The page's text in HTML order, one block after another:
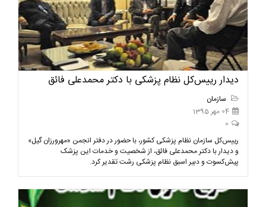
دیدار رییس‌کل نظام پزشکی با دکتر محمدعلی فائق
سازمان
04 مهر 1395
0
رییس‌کل سازمان نظام پزشکی کشور، با حضور در دفتر انجمن «مهرورزان گیل»
و دیدار با دکتر محمدعلی فائق، از شخصیت و خدمات این پزشک
پیش‌کسوت و دبیر اسبق نظام پزشکی رشت تقدیر کرد.